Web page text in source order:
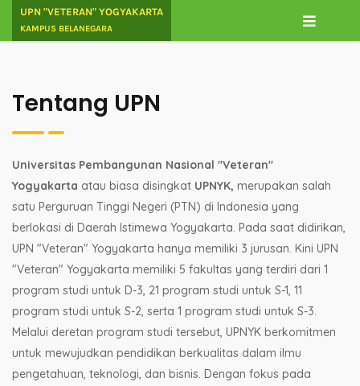
UPN "VETERAN" YOGYAKARTA
KAMPUS BELANEGARA
Tentang UPN
Universitas Pembangunan Nasional "Veteran"
Yogyakarta atau biasa disingkat UPNYK, merupakan salah
satu Perguruan Tinggi Negeri (PTN) di Indonesia yang
berlokasi di Daerah Istimewa Yogyakarta. Pada saat didirikan,
UPN "Veteran" Yogyakarta hanya memiliki 3 jurusan. Kini UPN
"Veteran" Yogyakarta memiliki 5 fakultas yang terdiri dari 1
program studi untuk D-3, 21 program studi untuk S-1, 11
program studi untuk S-2, serta 1 program studi untuk S-3.
Melalui deretan program studi tersebut, UPNYK berkomitmen
untuk mewujudkan pendidikan berkualitas dalam ilmu
pengetahuan, teknologi, dan bisnis. Dengan fokus pada